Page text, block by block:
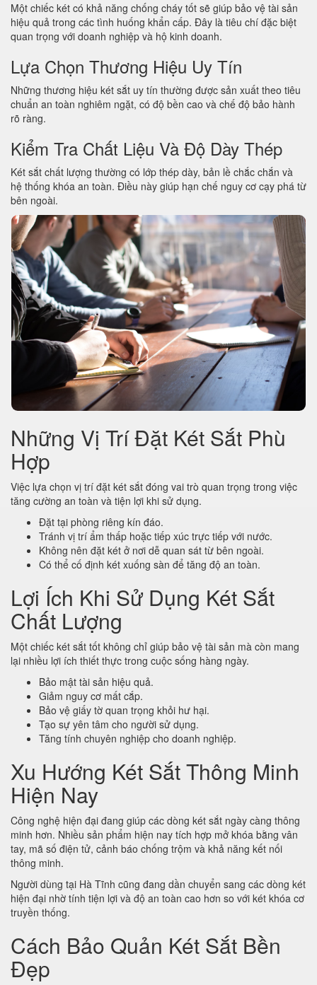
Một chiếc két có khả năng chống cháy tốt sẽ giúp bảo vệ tài sản
hiệu quả trong các tình huống khẩn cấp. Đây là tiêu chí đặc biệt
quan trọng với doanh nghiệp và hộ kinh doanh.
Lựa Chọn Thương Hiệu Uy Tín
Những thương hiệu két sắt uy tín thường được sản xuất theo tiêu
chuẩn an toàn nghiêm ngặt, có độ bền cao và chế độ bảo hành
rõ ràng.
Kiểm Tra Chất Liệu Và Độ Dày Thép
Két sắt chất lượng thường có lớp thép dày, bản lề chắc chắn và
hệ thống khóa an toàn. Điều này giúp hạn chế nguy cơ cạy phá từ
bên ngoài.
Những Vị Trí Đặt Két Sắt Phù
Hợp
Việc lựa chọn vị trí đặt két sắt đóng vai trò quan trọng trong việc
tăng cường an toàn và tiện lợi khi sử dụng.
Đặt tại phòng riêng kín đáo.
Tránh vị trí ẩm thấp hoặc tiếp xúc trực tiếp với nước.
Không nên đặt két ở nơi dễ quan sát từ bên ngoài.
Có thể cố định két xuống sàn để tăng độ an toàn.
Lợi Ích Khi Sử Dụng Két Sắt
Chất Lượng
Một chiếc két sắt tốt không chỉ giúp bảo vệ tài sản mà còn mang
lại nhiều lợi ích thiết thực trong cuộc sống hàng ngày.
Bảo mật tài sản hiệu quả.
Giảm nguy cơ mất cắp.
Bảo vệ giấy tờ quan trọng khỏi hư hại.
Tạo sự yên tâm cho người sử dụng.
Tăng tính chuyên nghiệp cho doanh nghiệp.
Xu Hướng Két Sắt Thông Minh
Hiện Nay
Công nghệ hiện đại đang giúp các dòng két sắt ngày càng thông
minh hơn. Nhiều sản phẩm hiện nay tích hợp mở khóa bằng vân
tay, mã số điện tử, cảnh báo chống trộm và khả năng kết nối
thông minh.
Người dùng tại Hà Tĩnh cũng đang dần chuyển sang các dòng két
hiện đại nhờ tính tiện lợi và độ an toàn cao hơn so với két khóa cơ
truyền thống.
Cách Bảo Quản Két Sắt Bền
Đẹp